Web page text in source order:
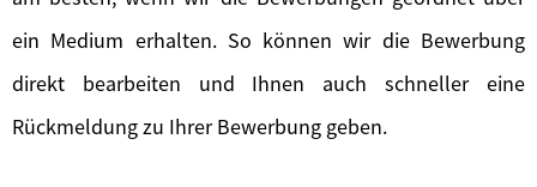
ein Medium erhalten. So können wir die Bewerbung
direkt bearbeiten und Ihnen auch schneller eine
Rückmeldung zu Ihrer Bewerbung geben.